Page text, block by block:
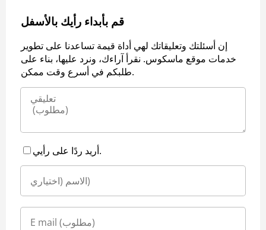
قم بأبداء رأيك بالأسفل
إن أسئلتك وتعليقاتك لهي أداة قيمة تساعدنا على تطوير
خدمات موقع ماسكوس. نقرأ آراءك، ونرد عليها، بناء على
طلبكم في أسرع وقت ممكن.
أريد ردًا على رأيي.